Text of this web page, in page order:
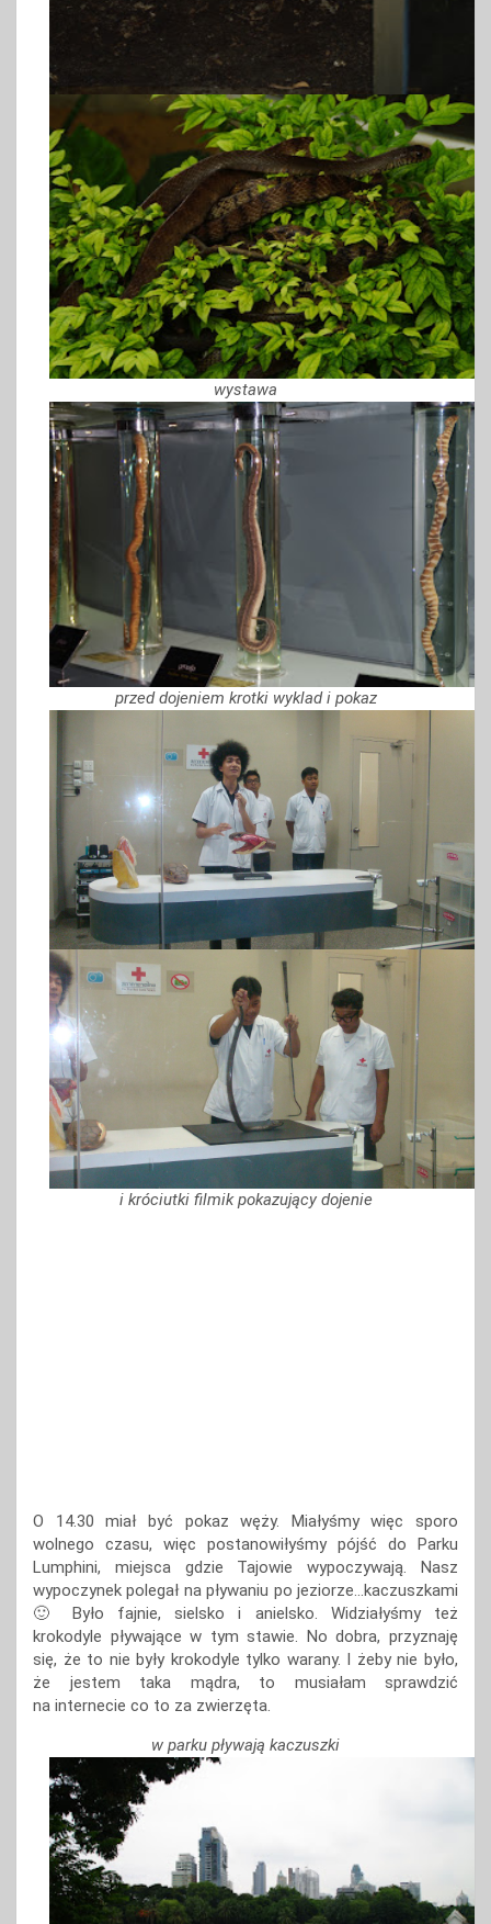
wystawa
przed dojeniem krotki wyklad i pokaz
i króciutki filmik pokazujący dojenie
O 14.30 miał być pokaz węży. Miałyśmy więc sporo
wolnego czasu, więc postanowiłyśmy pójść do Parku
Lumphini, miejsca gdzie Tajowie wypoczywają. Nasz
wypoczynek polegał na pływaniu po jeziorze…kaczuszkami
🙂 Było fajnie, sielsko i anielsko. Widziałyśmy też
krokodyle pływające w tym stawie. No dobra, przyznaję
się, że to nie były krokodyle tylko warany. I żeby nie było,
że jestem taka mądra, to musiałam sprawdzić
na internecie co to za zwierzęta.
w parku pływają kaczuszki